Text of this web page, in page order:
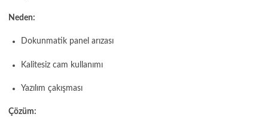
Neden:
Dokunmatik panel arızası
Kalitesiz cam kullanımı
Yazılım çakışması
Çözüm: